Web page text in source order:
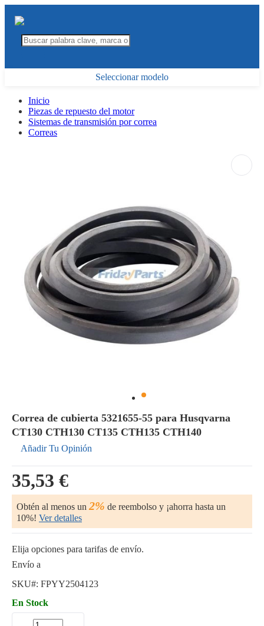
Seleccionar modelo
Inicio
Piezas de repuesto del motor
Sistemas de transmisión por correa
Correas
Correa de cubierta 5321655-55 para Husqvarna
CT130 CTH130 CT135 CTH135 CTH140
Añadir Tu Opinión
35,53 €
Obtén al menos un 2% de reembolso y ¡ahorra hasta un
10%! Ver detalles
Elija opciones para tarifas de envío.
Envío a
SKU#: FPYY2504123
En Stock